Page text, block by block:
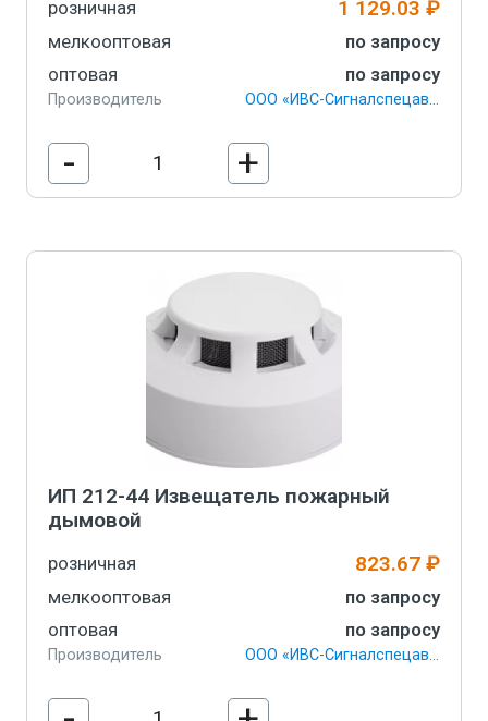
розничная 1 129.03 ₽
мелкооптовая
по запросу
оптовая
по запросу
Производитель
- +
ИП 212-44 Извещатель пожарный
дымовой
розничная 823.67 ₽
мелкооптовая
по запросу
оптовая
по запросу
Производитель